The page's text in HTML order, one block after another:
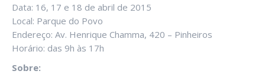
Data: 16, 17 e 18 de abril de 2015
Local: Parque do Povo
Endereço: Av. Henrique Chamma, 420 – Pinheiros
Horário: das 9h às 17h
Sobre: